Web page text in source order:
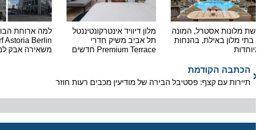
מלונות אסטרל, המונה
7 בתי מלון באילת, בהנחות
מלון דיוויד אינטרקונטיננטל
תל אביב משיק חדרי
Premium Terrace חדשים
למה ארוחת הבוקר
Astoria Berlin
משאירה אבק
הכתבה הקודמת
תיירות עם קצף: פסטיבל הבירה של מודיעין מכבים רעות חוזר